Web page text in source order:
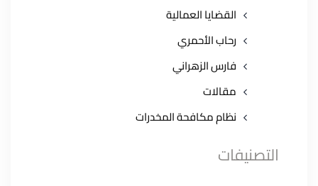
القضايا العمالية
رحاب الأحمري
فارس الزهراني
مقالات
نظام مكافحة المخدرات
التصنيفات